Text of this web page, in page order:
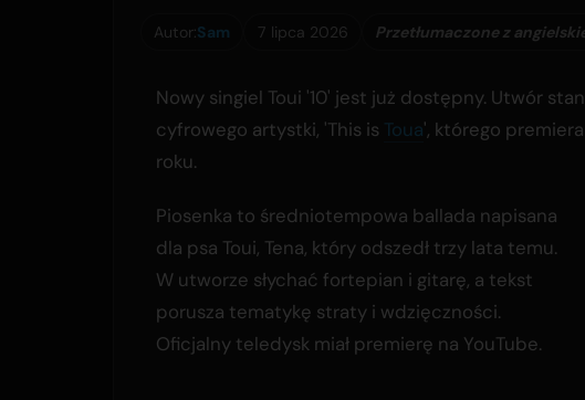
Autor:Sam 7 lipca 2026 Przetłumaczone z
Nowy singiel Toui '10' jest już dostępny. Utwór
cyfrowego artystki, 'This is Toua', którego
roku.
Piosenka to średniotempowa ballada napisana
dla psa Toui, Tena, który odszedł trzy lata temu.
W utworze słychać fortepian i gitarę, a tekst
porusza tematykę straty i wdzięczności.
Oficjalny teledysk miał premierę na YouTube.